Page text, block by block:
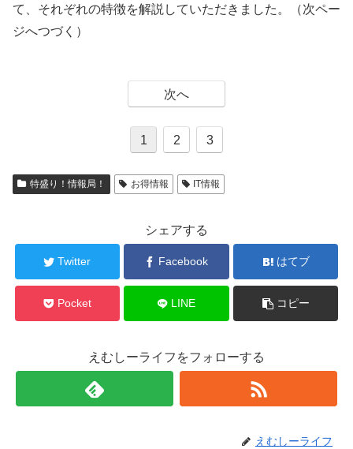
て、それぞれの特徴を解説していただきました。（次ペー
ジへつづく）
次へ
1 2 3
特盛り！情報局！ お得情報 IT情報
シェアする
Twitter Facebook はてブ
Pocket LINE コピー
えむしーライフをフォローする
えむしーライフ